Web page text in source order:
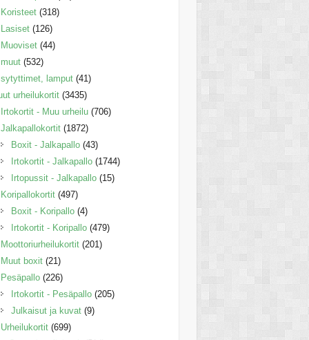
Koristeet (318)
Lasiset (126)
Muoviset (44)
muut (532)
sytyttimet, lamput (41)
urheilukortit (3435)
Irtokortit - Muu urheilu (706)
Jalkapallokortit (1872)
Boxit - Jalkapallo (43)
Irtokortit - Jalkapallo (1744)
Irtopussit - Jalkapallo (15)
Koripallokortit (497)
Boxit - Koripallo (4)
Irtokortit - Koripallo (479)
Moottoriurheilukortit (201)
Muut boxit (21)
Pesäpallo (226)
Irtokortit - Pesäpallo (205)
Julkaisut ja kuvat (9)
Urheilukortit (699)